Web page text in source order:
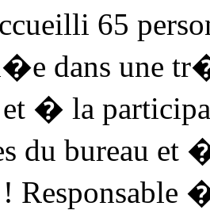
65
dans une
� la
du bureau et
Responsable